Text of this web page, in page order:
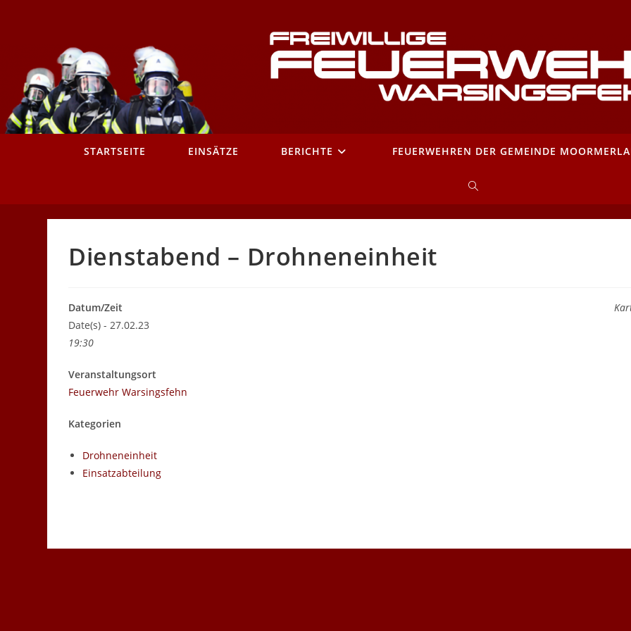
STARTSEITE EINSÄTZE BERICHTE FEUERWEHREN DER GEMEINDE
WEBSITE-
SUCHE
Dienstabend – Drohneneinheit
Datum/Zeit
Date(s) - 27.02.23
19:30
Veranstaltungsort
Feuerwehr Warsingsfehn
Kategorien
Drohneneinheit
Einsatzabteilung